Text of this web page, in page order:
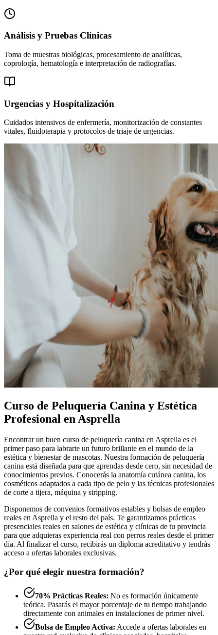
Análisis y Pruebas Clínicas
Toma de muestras biológicas, procesamiento de analíticas,
coprología, hematología e interpretación de radiografías.
Urgencias y Hospitalización
Cuidados intensivos de enfermería, monitorización de constantes
vitales, fluidoterapia y protocolos de triaje de urgencias.
Curso de Peluquería Canina y Estética
Profesional en Asprella
Encontrar un buen curso de peluquería canina en Asprella es el
primer paso para labrarte un futuro brillante en el mundo de la
estética y bienestar de mascotas. Nuestra formación de peluquería
canina está diseñada para que aprendas desde cero, sin necesidad de
conocimientos previos. Conocerás la anatomía cutánea canina, los
cosméticos adaptados a cada tipo de pelo y las técnicas profesionales
de corte a tijera, máquina y stripping.
Disponemos de convenios formativos estables y bolsas de empleo
reales en Asprella y el resto del país. Te garantizamos prácticas
presenciales reales en salones de estética y clínicas de tu provincia
para que adquieras experiencia real con perros reales desde el primer
día. Al finalizar el curso, recibirás un diploma acreditativo y tendrás
acceso a ofertas laborales exclusivas.
¿Por qué elegir nuestra formación?
70% Prácticas Reales: No es formación únicamente
teórica. Pasarás el mayor porcentaje de tu tiempo trabajando
directamente con animales en instalaciones de primer nivel.
Bolsa de Empleo Activa: Accede a ofertas laborales en